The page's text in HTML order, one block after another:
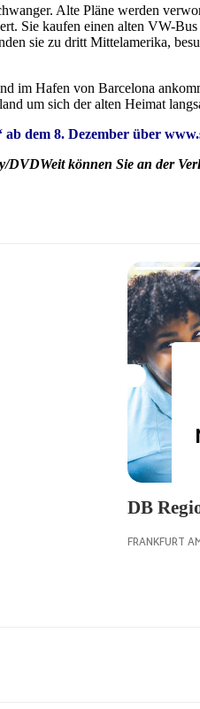
Alte Pläne werden
Sie kaufen einen alten VW-
sie zu dritt Mittelamerika,
im Hafen von Barcelona
um sich der alten Heimat
dem 8. Dezember über
können Sie an der